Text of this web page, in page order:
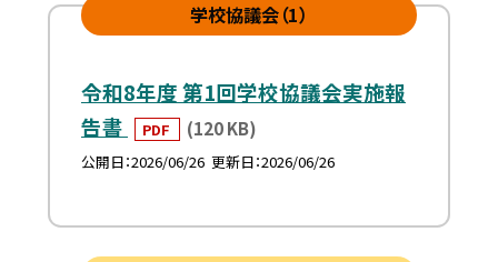
学校協議会（1）
令和8年度 第1回学校協議会実施報
告書
PDF (120 KB)
公開日 2026/06/26 更新日 2026/06/26